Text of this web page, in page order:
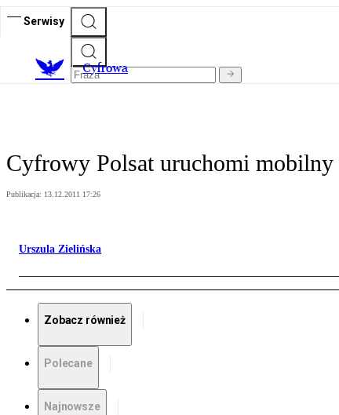
Serwisy
Cyfrowa
Cyfrowy Polsat uruchomi
Publikacja: 13.12.2011 17:26
Urszula Zielińska
Zobacz również
Polecane
Najnowsze